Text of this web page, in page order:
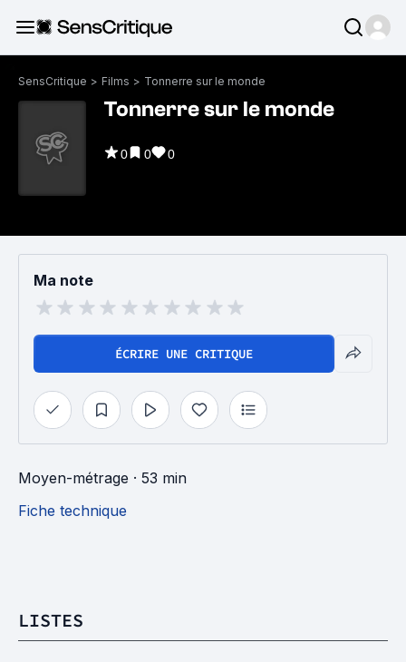
SensCritique > Films > Tonnerre sur le monde
Tonnerre sur le monde
0 0 0
Ma note
ÉCRIRE UNE CRITIQUE
Moyen-métrage · 53 min
Fiche technique
LISTES